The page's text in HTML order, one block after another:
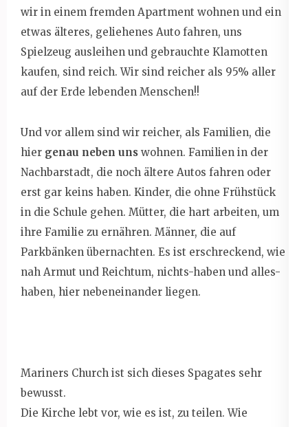
wir in einem fremden Apartment wohnen und ein
etwas älteres, geliehenes Auto fahren, uns
Spielzeug ausleihen und gebrauchte Klamotten
kaufen, sind reich. Wir sind reicher als 95% aller
auf der Erde lebenden Menschen!!
Und vor allem sind wir reicher, als Familien, die
hier genau neben uns wohnen. Familien in der
Nachbarstadt, die noch ältere Autos fahren oder
erst gar keins haben. Kinder, die ohne Frühstück
in die Schule gehen. Mütter, die hart arbeiten, um
ihre Familie zu ernähren. Männer, die auf
Parkbänken übernachten. Es ist erschreckend, wie
nah Armut und Reichtum, nichts-haben und alles-
haben, hier nebeneinander liegen.
Mariners Church ist sich dieses Spagates sehr
bewusst.
Die Kirche lebt vor, wie es ist, zu teilen. Wie